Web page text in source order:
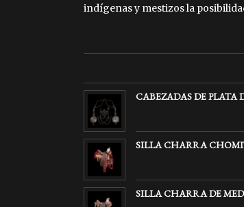
indígenas y mestizos la
CABEZADAS DE PLATA
SILLA CHARRA
SILLA CHARRA DE